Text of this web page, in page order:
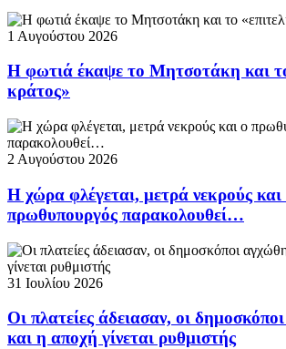
1 Αυγούστου 2026
Η φωτιά έκαψε το Μητσοτάκη και το
κράτος»
2 Αυγούστου 2026
Η χώρα φλέγεται, μετρά νεκρούς και
πρωθυπουργός παρακολουθεί…
31 Ιουλίου 2026
Οι πλατείες άδειασαν, οι
και η αποχή γίνεται ρυθμιστής